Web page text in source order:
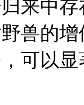
来中
兽的
可以